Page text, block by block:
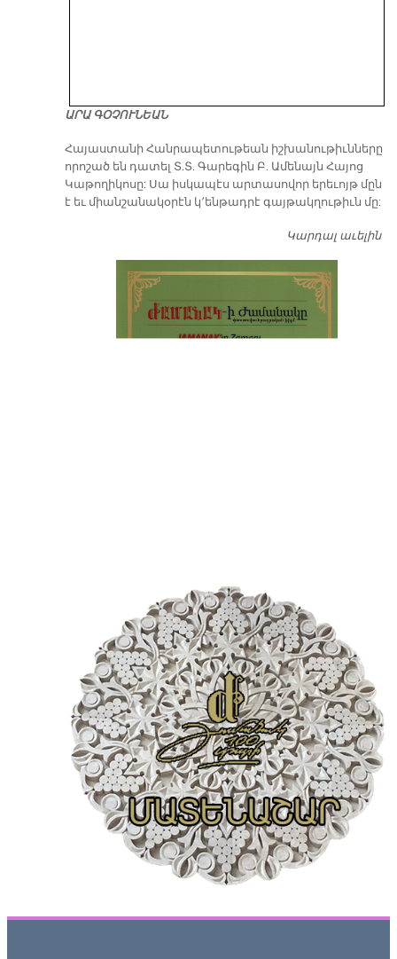
ԱՐԱ ԳՕՉՈՒՆԵԱՆ
​Հայաստանի Հանրապետութեան իշխանութիւնները
որոշած են դատել Տ.Տ. Գարեգին Բ. Ամենայն Հայոց
Կաթողիկոսը: Սա իսկապէս արտասովոր երեւոյթ մըն
է եւ միանշանակօրէն կ՚ենթադրէ գայթակղութիւն մը:
Կարդալ աւելին